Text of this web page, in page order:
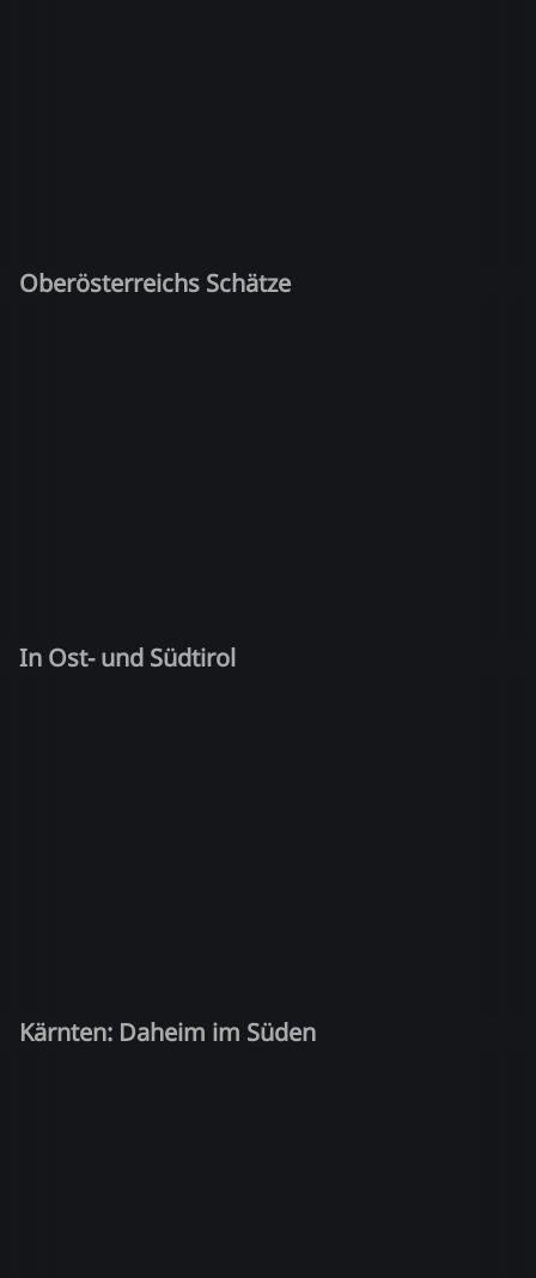
Oberösterreichs Schätze
In Ost- und Südtirol
Kärnten: Daheim im Süden